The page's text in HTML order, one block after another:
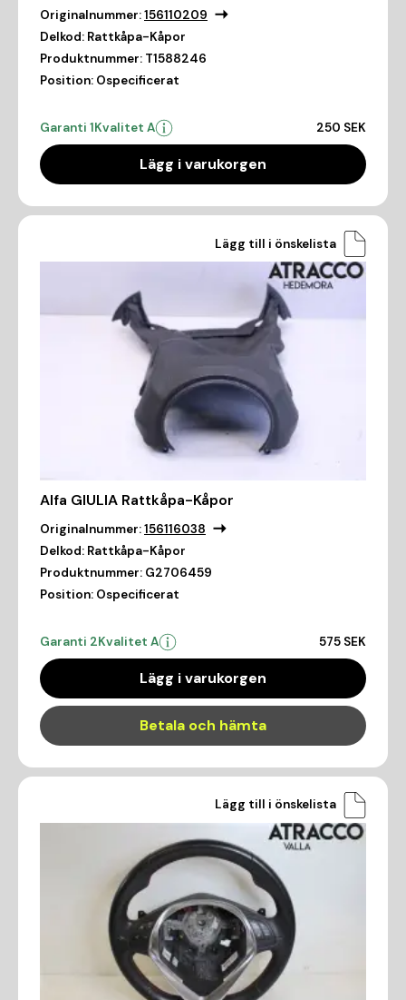
Originalnummer:156110209
Delkod: Rattkåpa-Kåpor
Produktnummer: T1588246
Position: Ospecificerat
Garanti 1Kvalitet A 250 SEK
Lägg i varukorgen
Lägg till i önskelista
Alfa GIULIA Rattkåpa-Kåpor
Originalnummer:156116038
Delkod: Rattkåpa-Kåpor
Produktnummer: G2706459
Position: Ospecificerat
Garanti 2Kvalitet A 575 SEK
Lägg i varukorgen
Betala och hämta
Lägg till i önskelista